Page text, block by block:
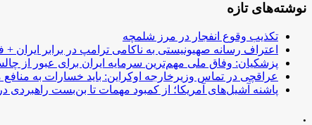
نوشته‌های تازه
تکذیب وقوع انفجار در مرز شلمچه
اعتراف رسانه صهیونیستی به ناکامی ترامپ در برابر ایران +
پزشکیان: وفاق ملی مهم‌ترین سرمایه ایران برای عبور از
عراقچی در تماس وزیرخارجه اوکراین: باید خسارات به
پاشنه آشیل‌های آمریکا؛ از کمبود مهمات تا بن‌بست راهبردی در
.